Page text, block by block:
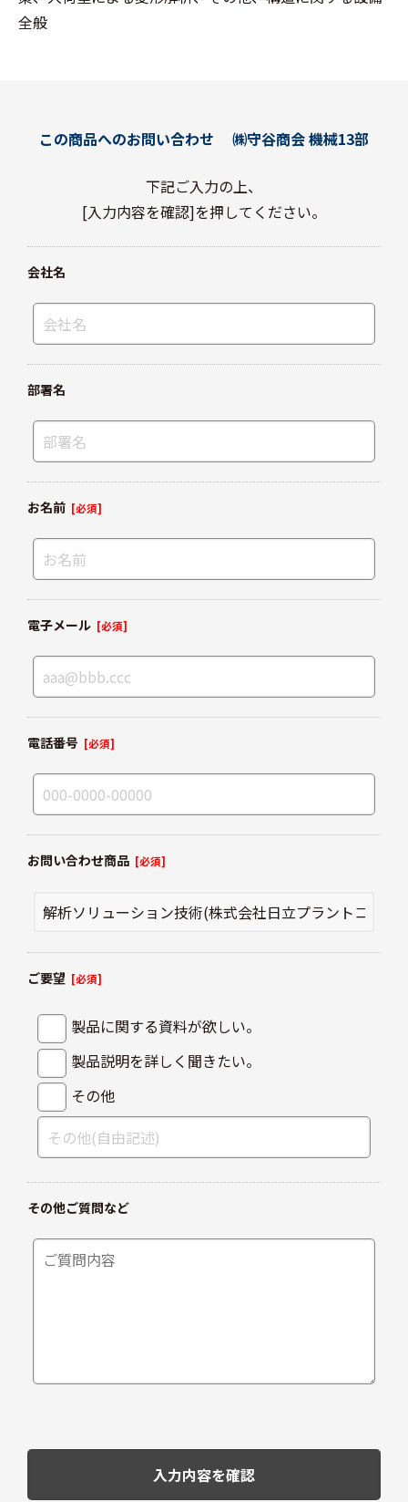
全般
この商品へのお問い合わせ ㈱守谷商会 機械13部
下記ご入力の上、
[入力内容を確認]を押してください。
会社名
部署名
お名前 [必須]
電子メール [必須]
電話番号 [必須]
お問い合わせ商品 [必須]
ご要望 [必須]
製品に関する資料が欲しい。
製品説明を詳しく聞きたい。
その他
その他ご質問など